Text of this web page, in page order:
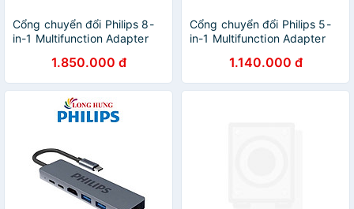
Cổng chuyển đổi Philips 8-
in-1 Multifunction Adapter
Hàng chính hãng
1.850.000 đ
Cổng chuyển đổi Philips 5-
in-1 Multifunction Adapter
Hàng chính hãng
1.140.000 đ